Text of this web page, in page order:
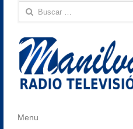
Buscar:
Menu
Menu